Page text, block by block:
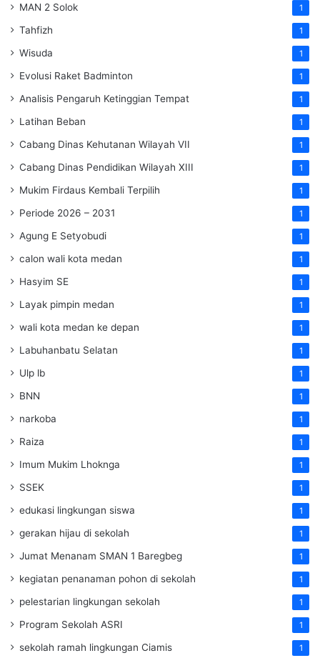
MAN 2 Solok 1
Tahfizh 1
Wisuda 1
Evolusi Raket Badminton 1
Analisis Pengaruh Ketinggian Tempat 1
Latihan Beban 1
Cabang Dinas Kehutanan Wilayah VII 1
Cabang Dinas Pendidikan Wilayah XIII 1
Mukim Firdaus Kembali Terpilih 1
Periode 2026 – 2031 1
Agung E Setyobudi 1
calon wali kota medan 1
Hasyim SE 1
Layak pimpin medan 1
wali kota medan ke depan 1
Labuhanbatu Selatan 1
Ulp lb 1
BNN 1
narkoba 1
Raiza 1
Imum Mukim Lhoknga 1
SSEK 1
edukasi lingkungan siswa 1
gerakan hijau di sekolah 1
Jumat Menanam SMAN 1 Baregbeg 1
kegiatan penanaman pohon di sekolah 1
pelestarian lingkungan sekolah 1
Program Sekolah ASRI 1
sekolah ramah lingkungan Ciamis 1